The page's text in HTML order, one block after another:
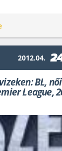
2012.04.
BL,
League,